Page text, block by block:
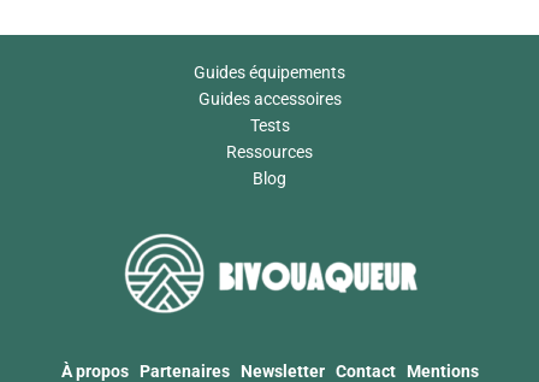
Guides équipements
Guides accessoires
Tests
Ressources
Blog
À propos Partenaires Newsletter Contact Mentions